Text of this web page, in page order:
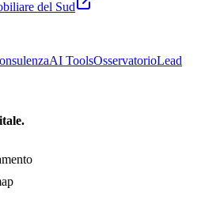
del Sud
AI ToolsOsservatorioLead